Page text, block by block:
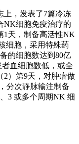
，发表了7篇冷冻
NK细胞免疫治疗的
1天，制备高活性NK
细胞，采用特殊药
的细胞数达到80亿
血细胞数低，或全
2）第9天，对肿瘤做
分次静脉输注制备
3 或多个周期NK 细